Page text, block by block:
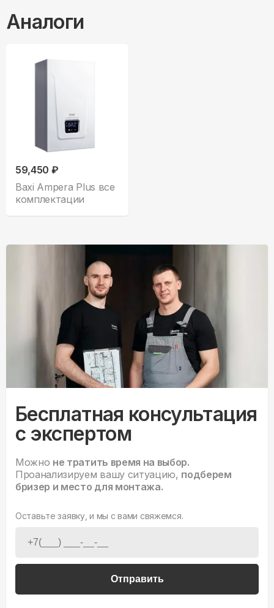
Аналоги
59,450 ₽
Baxi Ampera Plus все
комплектации
Бесплатная консультация
с экспертом
Можно не тратить время на выбор.
Проанализируем вашу ситуацию, подберем
бризер и место для монтажа.
Оставьте заявку, и мы с вами свяжемся.
Отправить